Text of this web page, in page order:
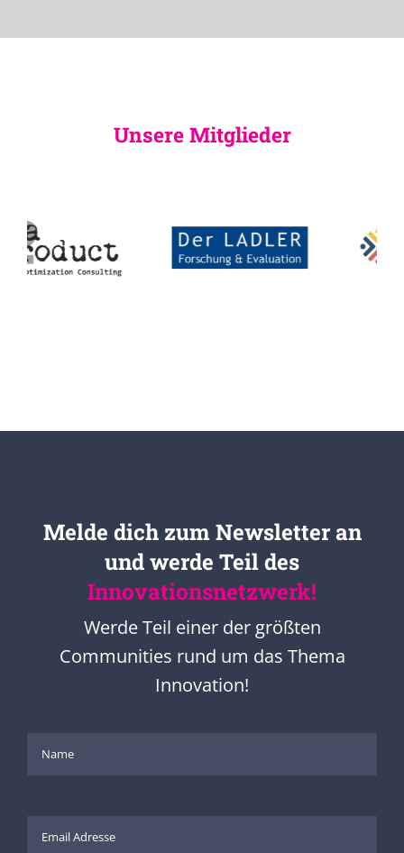
Unsere Mitglieder
Melde dich zum Newsletter an
und werde Teil des
Innovationsnetzwerk!
Werde Teil einer der größten
Communities rund um das Thema
Innovation!